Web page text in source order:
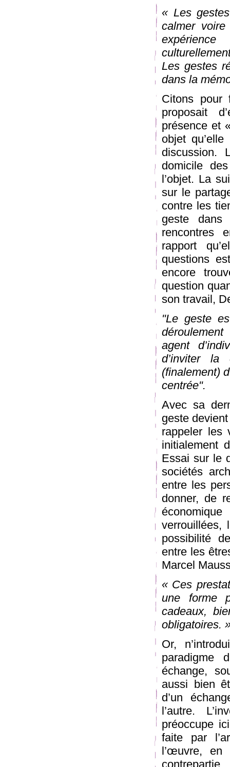
« Les
calmer voire
Les gestes
dans la
Citons
proposait
présence et
objet
discussion.
domicile
l’objet. La
sur le
contre les
geste dans
rencontres
rapport
questions
encore
question
son travail,
"Le geste
agent
d’inviter la
(finalement)
centrée".
Avec sa
geste
rappeler les
initialement
Essai sur le
sociétés
entre les
donner, de
verrouillées,
possibilité
entre les
Marcel
« Ces
une forme
cadeaux,
obligatoires.
Or,
paradigme
échange,
aussi bien
d’un
l’autre.
préoccupe
faite par
l’œuvre, en